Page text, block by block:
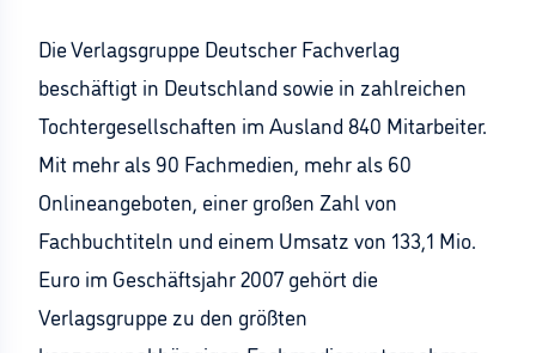
Die Verlagsgruppe Deutscher Fachverlag
beschäftigt in Deutschland sowie in zahlreichen
Tochtergesellschaften im Ausland 840 Mitarbeiter.
Mit mehr als 90 Fachmedien, mehr als 60
Onlineangeboten, einer großen Zahl von
Fachbuchtiteln und einem Umsatz von 133,1 Mio.
Euro im Geschäftsjahr 2007 gehört die
Verlagsgruppe zu den größten